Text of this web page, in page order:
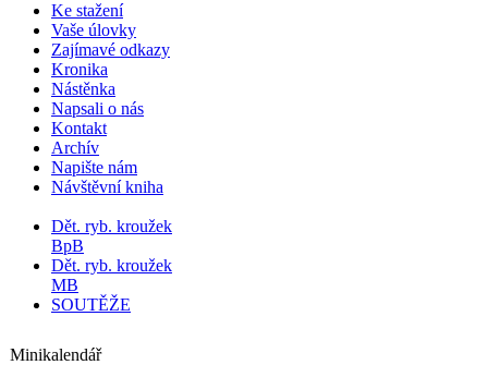
Ke stažení
Vaše úlovky
Zajímavé odkazy
Kronika
Nástěnka
Napsali o nás
Kontakt
Archív
Napište nám
Návštěvní kniha
Dět. ryb. kroužek
BpB
Dět. ryb. kroužek
MB
SOUTĚŽE
Minikalendář